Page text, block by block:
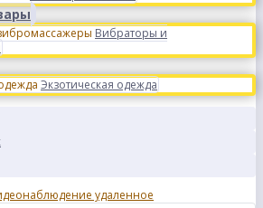
Вибраторы и
Экзотическая одежда